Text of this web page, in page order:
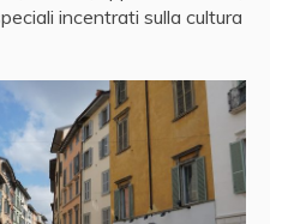
incentrati sulla cultura